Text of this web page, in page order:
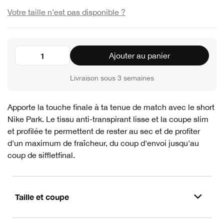
Votre taille n’est pas disponible ?
Ajouter au panier
Livraison sous 3 semaines
Apporte la touche finale à ta tenue de match avec le short
Nike Park. Le tissu anti-transpirant lisse et la coupe slim
et profilée te permettent de rester au sec et de profiter
d'un maximum de fraîcheur, du coup d'envoi jusqu'au
coup de siffletfinal.
Taille et coupe